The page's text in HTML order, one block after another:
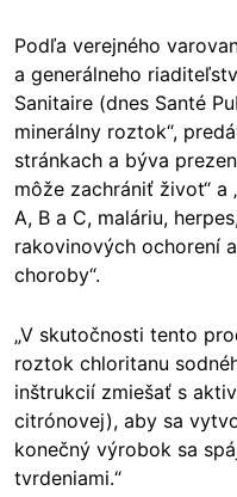
Podľa verejného
a generálneho
Sanitaire (dnes Santé
minerálny roztok“,
stránkach a býva
môže zachrániť život“ a
A, B a C, maláriu,
rakovinových ochorení
choroby“.
„V skutočnosti tento
roztok chloritanu
inštrukcií zmiešať s
citrónovej), aby sa
konečný výrobok sa
tvrdeniami.“